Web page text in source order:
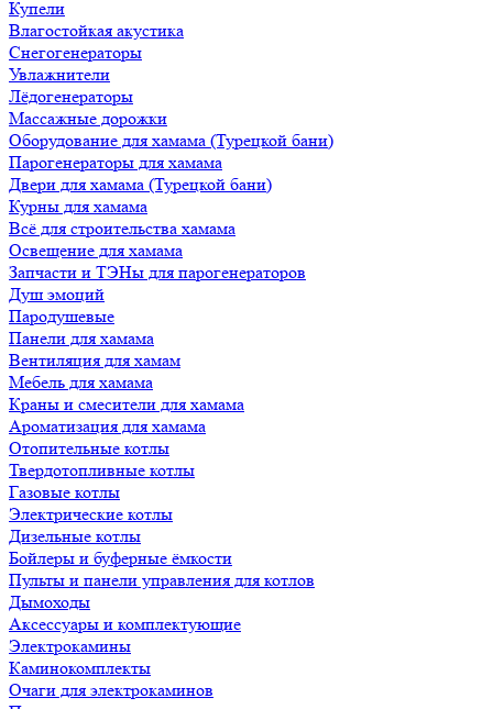
Купели
Влагостойкая акустика
Снегогенераторы
Увлажнители
Лёдогенераторы
Массажные дорожки
Оборудование для хамама (Турецкой бани)
Парогенераторы для хамама
Двери для хамама (Турецкой бани)
Курны для хамама
Всё для строительства хамама
Освещение для хамама
Запчасти и ТЭНы для парогенераторов
Душ эмоций
Пародушевые
Панели для хамама
Вентиляция для хамам
Мебель для хамама
Краны и смесители для хамама
Ароматизация для хамама
Отопительные котлы
Твердотопливные котлы
Газовые котлы
Электрические котлы
Дизельные котлы
Бойлеры и буферные ёмкости
Пульты и панели управления для котлов
Дымоходы
Аксессуары и комплектующие
Электрокамины
Каминокомплекты
Очаги для электрокаминов